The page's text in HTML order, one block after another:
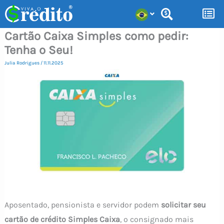
para
conteúdo
Cartão Caixa Simples como pedir:
Tenha o Seu!
Julia Rodrigues /11.11.2025
Aposentado, pensionista e servidor podem solicitar seu
cartão de crédito Simples Caixa, o consignado mais